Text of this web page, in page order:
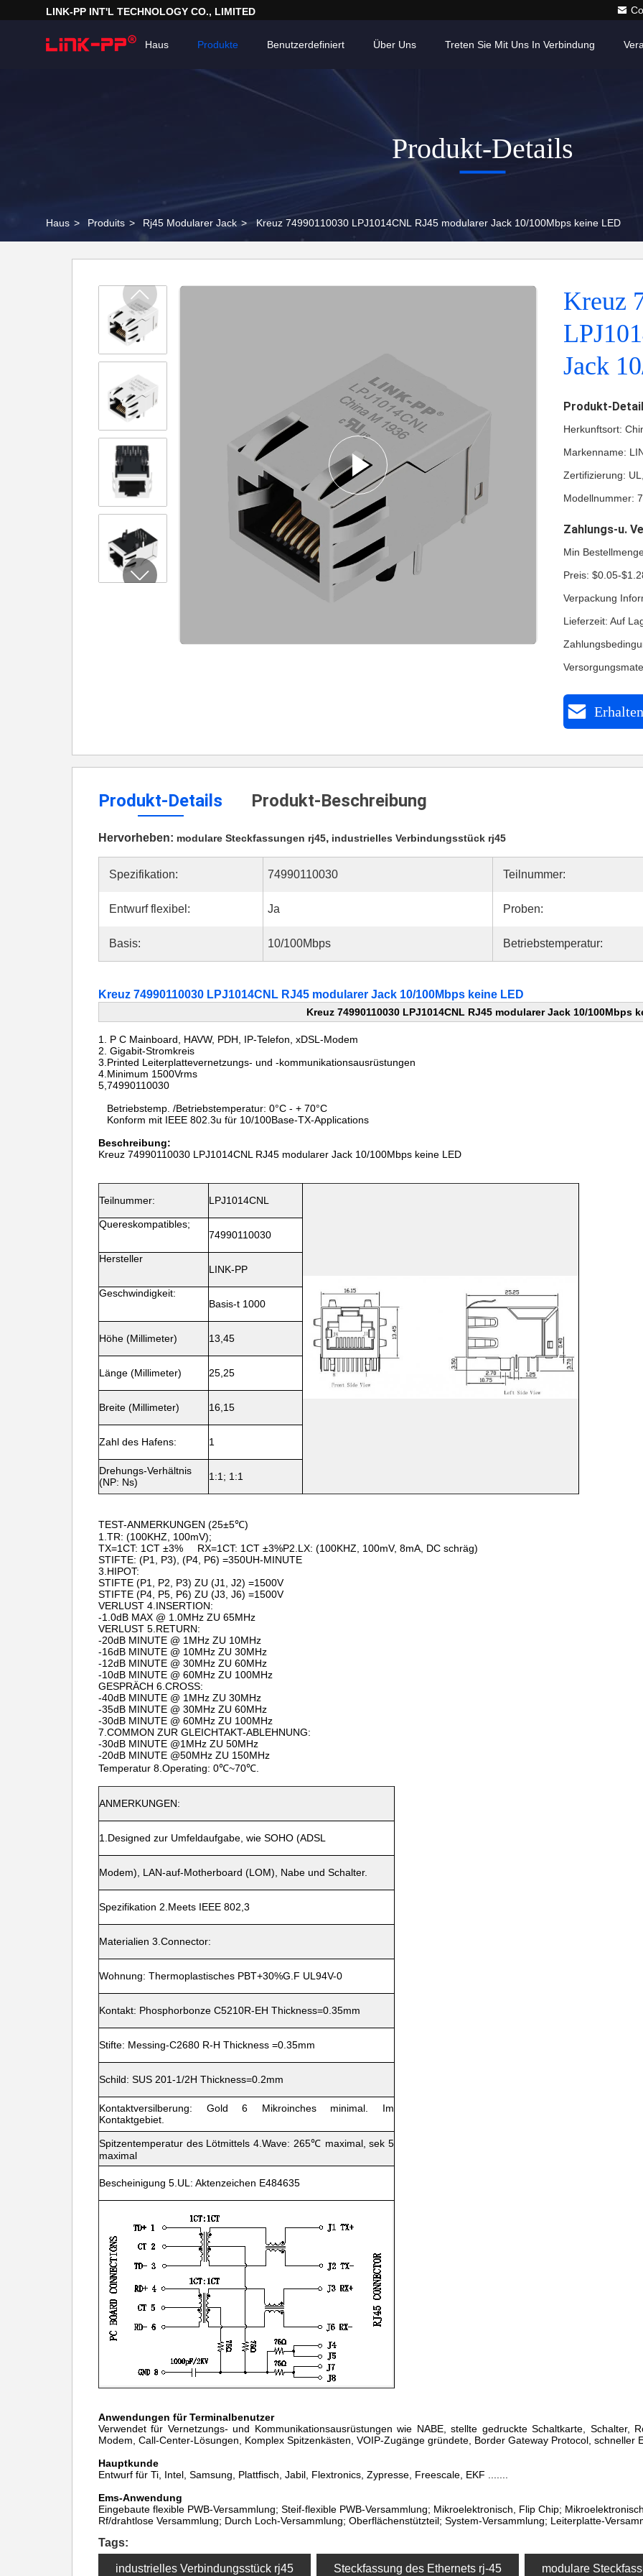
LINK-PP INT'L TECHNOLOGY CO., LIMITED
Haus Produkte Über Uns Treten Sie Mit Uns In Verbindung
Benutzerdefiniert
Produkt-Details
Haus > Produits > Rj45 Modularer Jack > Kreuz 74990110030 LPJ1014CNL RJ45 modularer Jack 10/100Mbps keine LED
Kreuz
Jack
Produkt-
Herkunftsort:
Markenname:
Zertifizierung:
Modellnummer:
Zahlungs-u.
Min
Preis: $0.05-
Verpackung
Lieferzeit: Auf
Produkt-Details Produkt-Beschreibung
Hervorheben: modulare Steckfassungen rj45, industrielles Verbindungsstück rj45
Spezifikation: 74990110030 Teilnummer:
Entwurf flexibel: Ja Proben:
Basis: 10/100Mbps Betriebstemperatur:
Kreuz 74990110030 LPJ1014CNL RJ45 modularer Jack 10/100Mbps keine LED
Kreuz 74990110030 LPJ1014CNL RJ45 modularer Jack 10/100Mbps
1. P C Mainboard, HAVW, PDH, IP-Telefon, xDSL-Modem
2. Gigabit-Stromkreis
3.Printed Leiterplattevernetzungs- und -kommunikationsausrüstungen
4.Minimum 1500Vrms
5,74990110030
Betriebstemp. /Betriebstemperatur: 0°C - + 70°C
Konform mit IEEE 802.3u für 10/100Base-TX-Applications
Beschreibung:
Kreuz 74990110030 LPJ1014CNL RJ45 modularer Jack 10/100Mbps keine LED
Teilnummer: LPJ1014CNL
Quereskompatibles;
74990110030
Hersteller
LINK-PP
Geschwindigkeit:
Basis-t 1000
Höhe (Millimeter) 13,45
Länge (Millimeter) 25,25
Breite (Millimeter) 16,15
Zahl des Hafens: 1
Drehungs-Verhältnis
(NP: Ns)
1:1; 1:1
TEST-ANMERKUNGEN (25±5℃)
1.TR: (100KHZ, 100mV);
TX=1CT: 1CT ±3% RX=1CT: 1CT ±3%P2.LX: (100KHZ, 100mV, 8mA, DC schräg)
STIFTE: (P1, P3), (P4, P6) =350UH-MINUTE
3.HIPOT:
STIFTE (P1, P2, P3) ZU (J1, J2) =1500V
STIFTE (P4, P5, P6) ZU (J3, J6) =1500V
VERLUST 4.INSERTION:
-1.0dB MAX @ 1.0MHz ZU 65MHz
VERLUST 5.RETURN:
-20dB MINUTE @ 1MHz ZU 10MHz
-16dB MINUTE @ 10MHz ZU 30MHz
-12dB MINUTE @ 30MHz ZU 60MHz
-10dB MINUTE @ 60MHz ZU 100MHz
GESPRÄCH 6.CROSS:
-40dB MINUTE @ 1MHz ZU 30MHz
-35dB MINUTE @ 30MHz ZU 60MHz
-30dB MINUTE @ 60MHz ZU 100MHz
7.COMMON ZUR GLEICHTAKT-ABLEHNUNG:
-30dB MINUTE @1MHz ZU 50MHz
-20dB MINUTE @50MHz ZU 150MHz
Temperatur 8.Operating: 0℃~70℃.
ANMERKUNGEN:
1.Designed zur Umfeldaufgabe, wie SOHO (ADSL
Modem), LAN-auf-Motherboard (LOM), Nabe und Schalter.
Spezifikation 2.Meets IEEE 802,3
Materialien 3.Connector:
Wohnung: Thermoplastisches PBT+30%G.F UL94V-0
Kontakt: Phosphorbonze C5210R-EH Thickness=0.35mm
Stifte: Messing-C2680 R-H Thickness =0.35mm
Schild: SUS 201-1/2H Thickness=0.2mm
Kontaktversilberung: Gold 6 Mikroinches minimal. Im
Kontaktgebiet.
Spitzentemperatur des Lötmittels 4.Wave: 265℃ maximal, sek 5
maximal
Bescheinigung 5.UL: Aktenzeichen E484635
Anwendungen für Terminalbenutzer
Verwendet für Vernetzungs- und Kommunikationsausrüstungen wie NABE,
stellte gedruckte Schaltkarte, Schalter,
Modem, Call-Center-Lösungen, Komplex Spitzenkästen, VOIP-Zugänge gründete, Border Gateway Protocol, schneller
Hauptkunde
Entwurf für Ti, Intel, Samsung, Plattfisch, Jabil, Flextronics, Zypresse, Freescale, EKF .......
Ems-Anwendung
Eingebaute flexible PWB-Versammlung; Steif-flexible PWB-Versammlung; Mikroelektronisch, Flip Chip;
Rf/drahtlose Versammlung; Durch Loch-Versammlung; Oberflächenstützteil; System-Versammlung; Leiterplatte-
Tags:
industrielles Verbindungsstück rj45 Steckfassung des Ethernets rj-45 modulare